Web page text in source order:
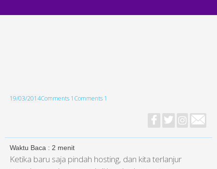
19/03/2014Comments 1 Comments 1
Waktu Baca : 2 menit
Ketika baru saja pindah hosting, dan kita terlanjur